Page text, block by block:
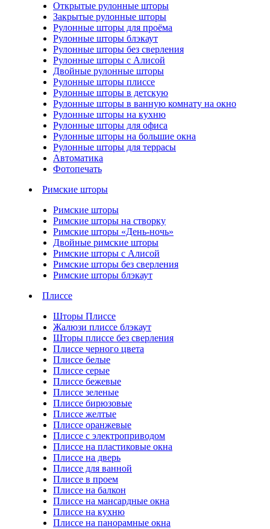
Открытые рулонные шторы
Закрытые рулонные шторы
Рулонные шторы для проёма
Рулонные шторы блэкаут
Рулонные шторы без сверления
Рулонные шторы с Алисой
Двойные рулонные шторы
Рулонные шторы плиссе
Рулонные шторы в детскую
Рулонные шторы в ванную комнату на окно
Рулонные шторы на кухню
Рулонные шторы для офиса
Рулонные шторы на большие окна
Рулонные шторы для террасы
Автоматика
Фотопечать
Римские шторы
Римские шторы
Римские шторы на створку
Римские шторы «День-ночь»
Двойные римские шторы
Римские шторы с Алисой
Римские шторы без сверления
Римские шторы блэкаут
Плиссе
Шторы Плиссе
Жалюзи плиссе блэкаут
Шторы плиссе без сверления
Плиссе черного цвета
Плиссе белые
Плиссе серые
Плиссе бежевые
Плиссе зеленые
Плиссе бирюзовые
Плиссе желтые
Плиссе оранжевые
Плиссе с электроприводом
Плиссе на пластиковые окна
Плиссе на дверь
Плиссе для ванной
Плиссе в проем
Плиссе на балкон
Плиссе на мансардные окна
Плиссе на кухню
Плиссе на панорамные окна